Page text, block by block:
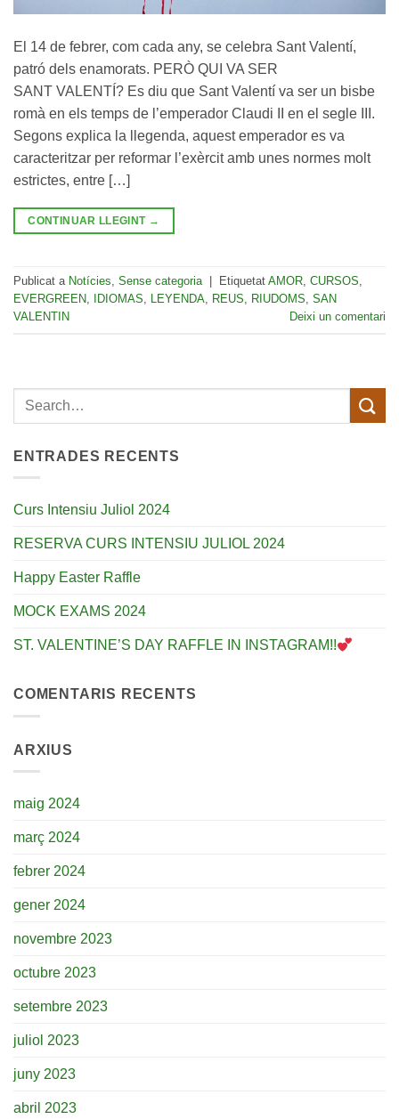
El 14 de febrer, com cada any, se celebra Sant Valentí,
patró dels enamorats. PERÒ QUI VA SER
SANT VALENTÍ? Es diu que Sant Valentí va ser un bisbe
romà en els temps de l’emperador Claudi II en el segle III.
Segons explica la llegenda, aquest emperador es va
caracteritzar per reformar l’exèrcit amb unes normes molt
estrictes, entre […]
CONTINUAR LLEGINT →
Publicat a Notícies Sense categoria Etiquetat AMOR CURSOS
EVERGREEN
IDIOMAS LEYENDA REUS RIUDOMS SAN
VALENTIN
Deixi un comentari
ENTRADES RECENTS
Curs Intensiu Juliol 2024
RESERVA CURS INTENSIU JULIOL 2024
Happy Easter Raffle
MOCK EXAMS 2024
ST. VALENTINE’S DAY RAFFLE IN INSTAGRAM!!
COMENTARIS RECENTS
ARXIUS
maig 2024
març 2024
febrer 2024
gener 2024
novembre 2023
octubre 2023
setembre 2023
juliol 2023
juny 2023
abril 2023